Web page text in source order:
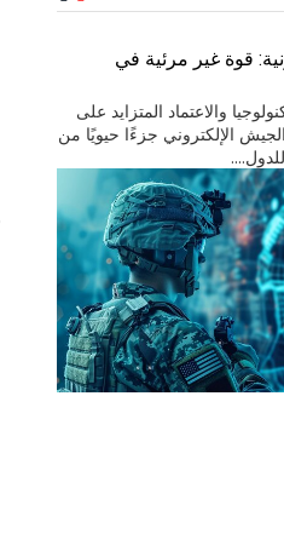
قوة غير مرئية في
والاعتماد المتزايد على
الإلكتروني جزءًا حيويًا من